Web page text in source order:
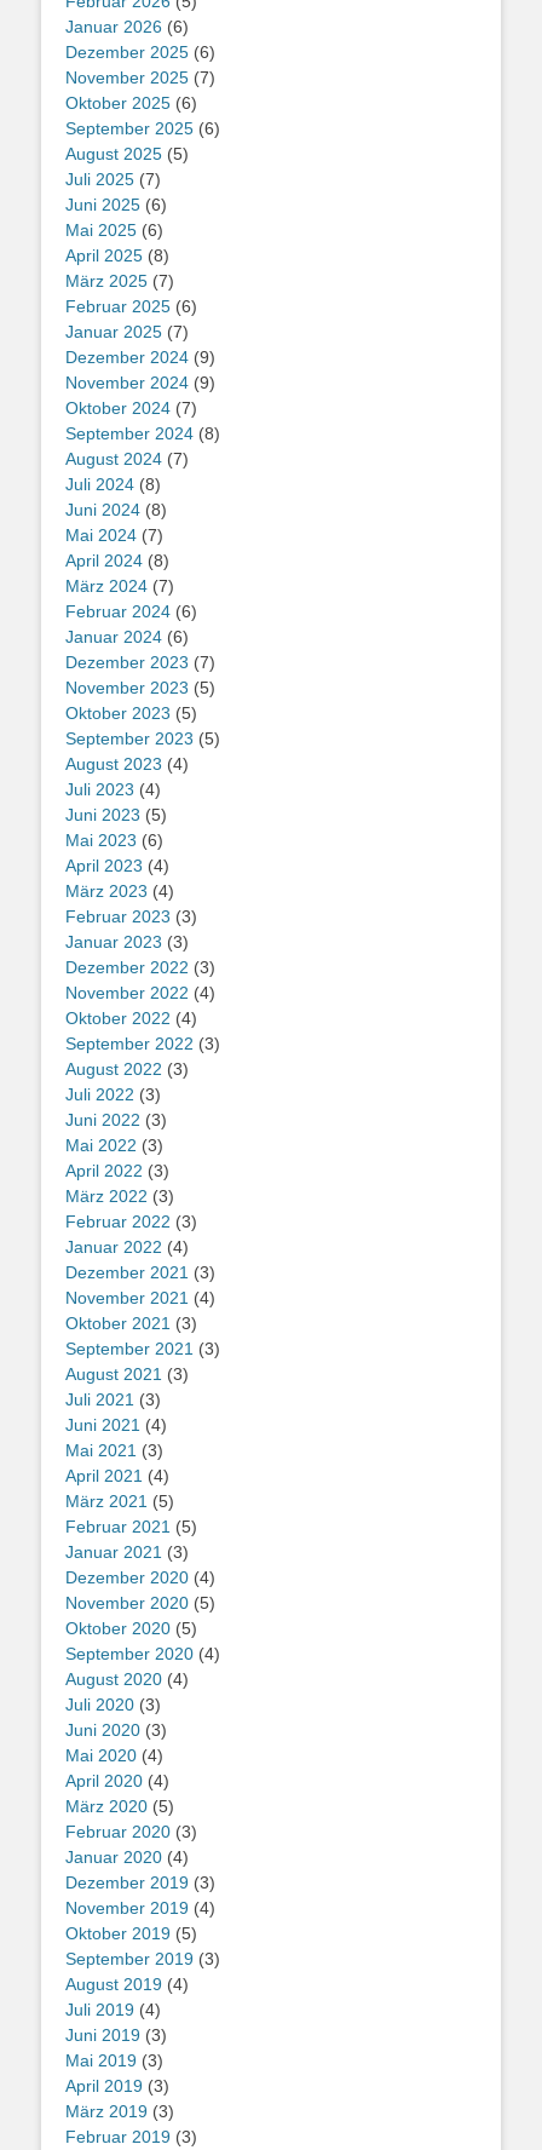
Januar 2026 (6)
Dezember 2025 (6)
November 2025 (7)
Oktober 2025 (6)
September 2025 (6)
August 2025 (5)
Juli 2025 (7)
Juni 2025 (6)
Mai 2025 (6)
April 2025 (8)
März 2025 (7)
Februar 2025 (6)
Januar 2025 (7)
Dezember 2024 (9)
November 2024 (9)
Oktober 2024 (7)
September 2024 (8)
August 2024 (7)
Juli 2024 (8)
Juni 2024 (8)
Mai 2024 (7)
April 2024 (8)
März 2024 (7)
Februar 2024 (6)
Januar 2024 (6)
Dezember 2023 (7)
November 2023 (5)
Oktober 2023 (5)
September 2023 (5)
August 2023 (4)
Juli 2023 (4)
Juni 2023 (5)
Mai 2023 (6)
April 2023 (4)
März 2023 (4)
Februar 2023 (3)
Januar 2023 (3)
Dezember 2022 (3)
November 2022 (4)
Oktober 2022 (4)
September 2022 (3)
August 2022 (3)
Juli 2022 (3)
Juni 2022 (3)
Mai 2022 (3)
April 2022 (3)
März 2022 (3)
Februar 2022 (3)
Januar 2022 (4)
Dezember 2021 (3)
November 2021 (4)
Oktober 2021 (3)
September 2021 (3)
August 2021 (3)
Juli 2021 (3)
Juni 2021 (4)
Mai 2021 (3)
April 2021 (4)
März 2021 (5)
Februar 2021 (5)
Januar 2021 (3)
Dezember 2020 (4)
November 2020 (5)
Oktober 2020 (5)
September 2020 (4)
August 2020 (4)
Juli 2020 (3)
Juni 2020 (3)
Mai 2020 (4)
April 2020 (4)
März 2020 (5)
Februar 2020 (3)
Januar 2020 (4)
Dezember 2019 (3)
November 2019 (4)
Oktober 2019 (5)
September 2019 (3)
August 2019 (4)
Juli 2019 (4)
Juni 2019 (3)
Mai 2019 (3)
April 2019 (3)
März 2019 (3)
Februar 2019 (3)